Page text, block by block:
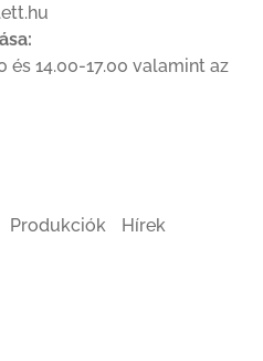
és 14.00-17.00 valamint az
Produkciók
Hírek